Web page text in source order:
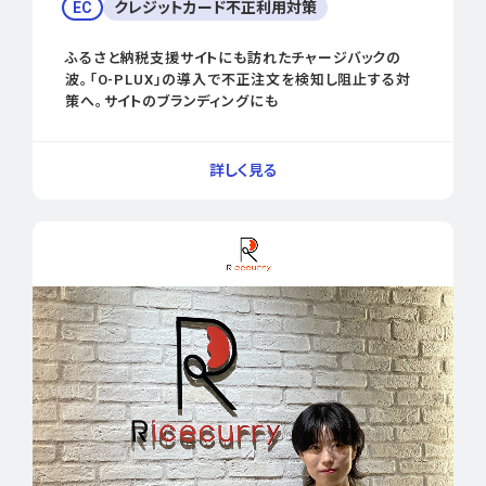
EC クレジットカード不正利用対策
ふるさと納税支援サイトにも訪れたチャージバックの
波。「O-PLUX」の導入で不正注文を検知し阻止する対
策へ。サイトのブランディングにも